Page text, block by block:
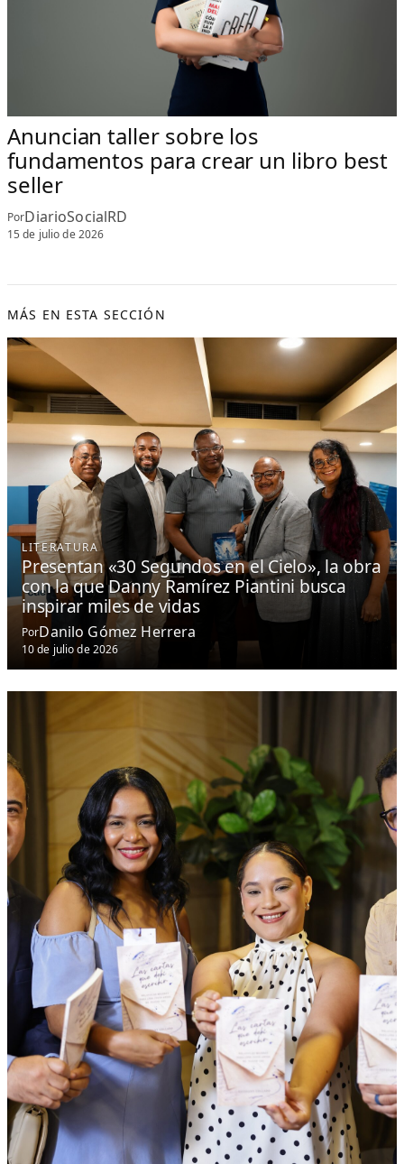
Anuncian taller sobre los
fundamentos para crear un libro best
seller
PorDiarioSocialRD
15 de julio de 2026
MÁS EN ESTA SECCIÓN
LITERATURA
Presentan «30 Segundos en el Cielo», la obra
con la que Danny Ramírez Piantini busca
inspirar miles de vidas
PorDanilo Gómez Herrera
10 de julio de 2026